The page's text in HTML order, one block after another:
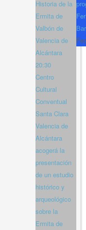
Historia de la
Ermita de
Valbón de
Valencia de
Alcántara
20:30
Centro
Cultural
Conventual
Santa Clara
Valencia de
Alcántara
acogerá la
presentación
de un estudio
histórico y
arqueológico
sobre la
Ermita de